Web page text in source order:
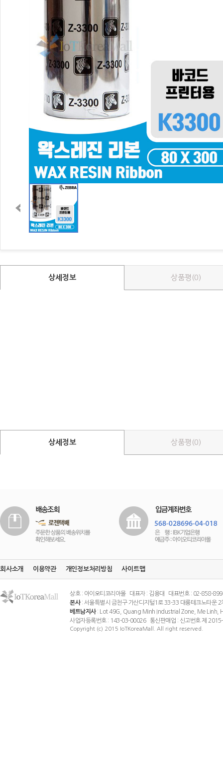
상세정보 상품평(0)
상세정보 상품평(0)
회사소개 이용약관 개인정보처리방침 사이트맵
상호 : 아이오티코리아몰 대표자 : 김용대 대표번호 : 02-858-
본사: 서울특별시 금천구 가산디지털1로 33-33 대륭테크노타운
베트남지사: Lot 49G, Quang Minh Industrial Zone, Me Linh,
사업자등록번호 : 143-03-00026 통신판매업 : 신고번호 제
Copyright (c) 2015 IoTKoreaMall. All right reserved.